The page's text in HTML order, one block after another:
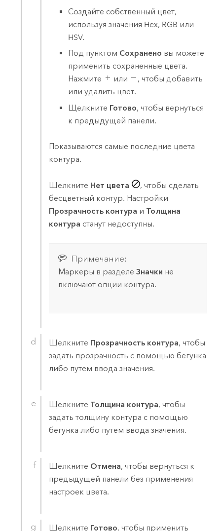
Создайте собственный цвет,
используя значения Hex, RGB или
HSV.
Под пунктом Сохранено вы можете
применить сохраненные цвета.
Нажмите
или
, чтобы добавить
или удалить цвет.
Щелкните Готово, чтобы вернуться
к предыдущей панели.
Показываются самые последние цвета
контура.
Щелкните Нет цвета
, чтобы сделать
бесцветный контур. Настройки
Прозрачность контура и Толщина
контура станут недоступны.
Примечание:
Маркеры в разделе Значки не
включают опции контура.
Щелкните Прозрачность контура, чтобы
задать прозрачность с помощью бегунка
либо путем ввода значения.
Щелкните Толщина контура, чтобы
задать толщину контура с помощью
бегунка либо путем ввода значения.
Щелкните Отмена, чтобы вернуться к
предыдущей панели без применения
настроек цвета.
Щелкните Готово, чтобы применить